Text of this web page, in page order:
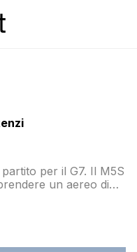
per il G7. Il M5S
un aereo di
c’è chi non gli